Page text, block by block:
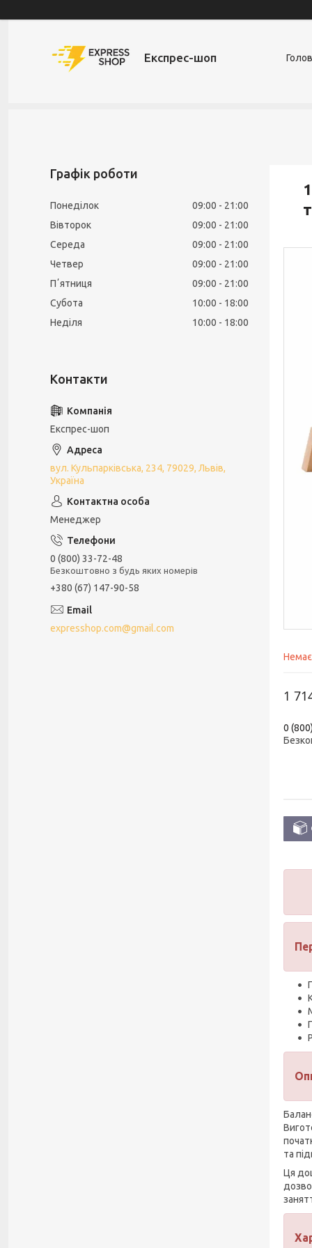
Експрес-шоп
Немає
1
0
та
Ця
Графік роботи
Понеділок 09:00
21:00
Вівторок
09:00
21:00
Середа
09:00
21:00
Четвер
09:00
21:00
Пʼятниця
09:00
21:00
Субота
10:00
18:00
Неділя
10:00 18:00
Експрес-шоп
вул. Кульпарківська, 234, 79029, Львів,
Україна
Менеджер
0 (800) 33-72-48
Безкоштовно з будь яких номерів
+380 (67) 147-90-58
expresshop.com@gmail.com